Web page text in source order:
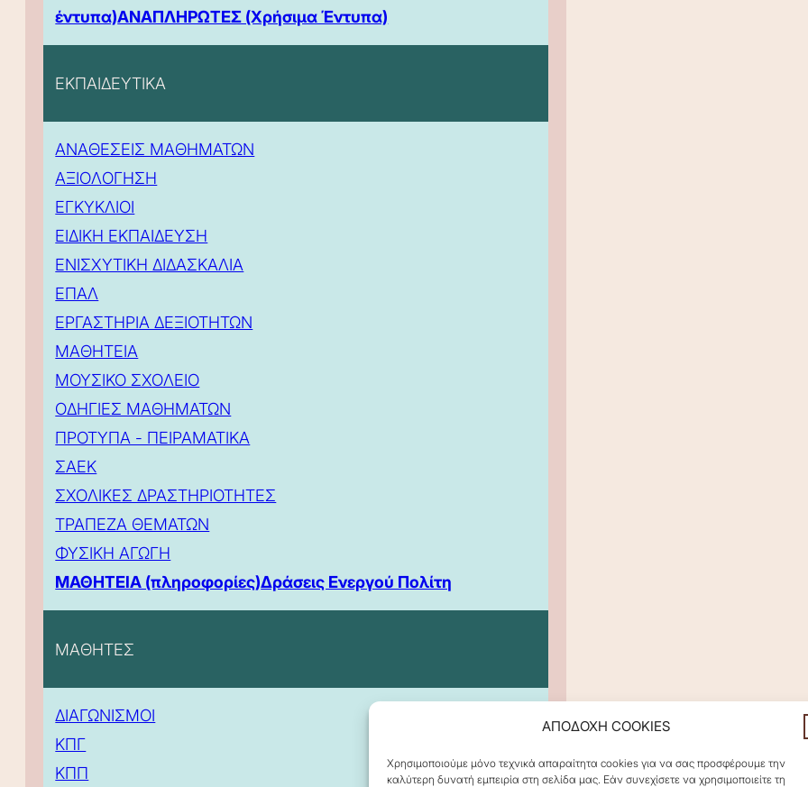
ΑΠΟΔΟΧΗ COOKIES
Χρησιμοποιούμε μόνο τεχνικά απαραίτητα cookies για να σας προσφέρουμε την
καλύτερη δυνατή εμπειρία στη σελίδα μας. Εάν συνεχίσετε να χρησιμοποιείτε τη
έντυπα)ΑΝΑΠΛΗΡΩΤΕΣ (Χρήσιμα Έντυπα)
ΕΚΠΑΙΔΕΥΤΙΚΑ
ΑΝΑΘΕΣΕΙΣ ΜΑΘΗΜΑΤΩΝ
ΑΞΙΟΛΟΓΗΣΗ
ΕΓΚΥΚΛΙΟΙ
ΕΙΔΙΚΗ ΕΚΠΑΙΔΕΥΣΗ
ΕΝΙΣΧΥΤΙΚΗ ΔΙΔΑΣΚΑΛΙΑ
ΕΠΑΛ
ΕΡΓΑΣΤΗΡΙΑ ΔΕΞΙΟΤΗΤΩΝ
ΜΑΘΗΤΕΙΑ
ΜΟΥΣΙΚΟ ΣΧΟΛΕΙΟ
ΟΔΗΓΙΕΣ ΜΑΘΗΜΑΤΩΝ
ΠΡΟΤΥΠΑ - ΠΕΙΡΑΜΑΤΙΚΑ
ΣΑΕΚ
ΣΧΟΛΙΚΕΣ ΔΡΑΣΤΗΡΙΟΤΗΤΕΣ
ΤΡΑΠΕΖΑ ΘΕΜΑΤΩΝ
ΦΥΣΙΚΗ ΑΓΩΓΗ
ΜΑΘΗΤΕΙΑ (πληροφορίες)Δράσεις Ενεργού Πολίτη
ΜΑΘΗΤΕΣ
ΔΙΑΓΩΝΙΣΜΟΙ
ΚΠΓ
ΚΠΠ